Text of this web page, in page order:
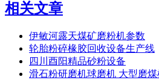
相关文章
伊敏河露天煤矿磨粉机参数
轮胎粉碎椽胶回收设备生产线
四川酉阳精品砂粉设备
滑石粉研磨机球磨机 大型磨煤